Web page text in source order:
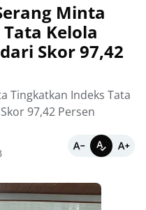
Minta
Kelola
Skor 97,42
Tingkatkan Indeks Tata
97,42 Persen